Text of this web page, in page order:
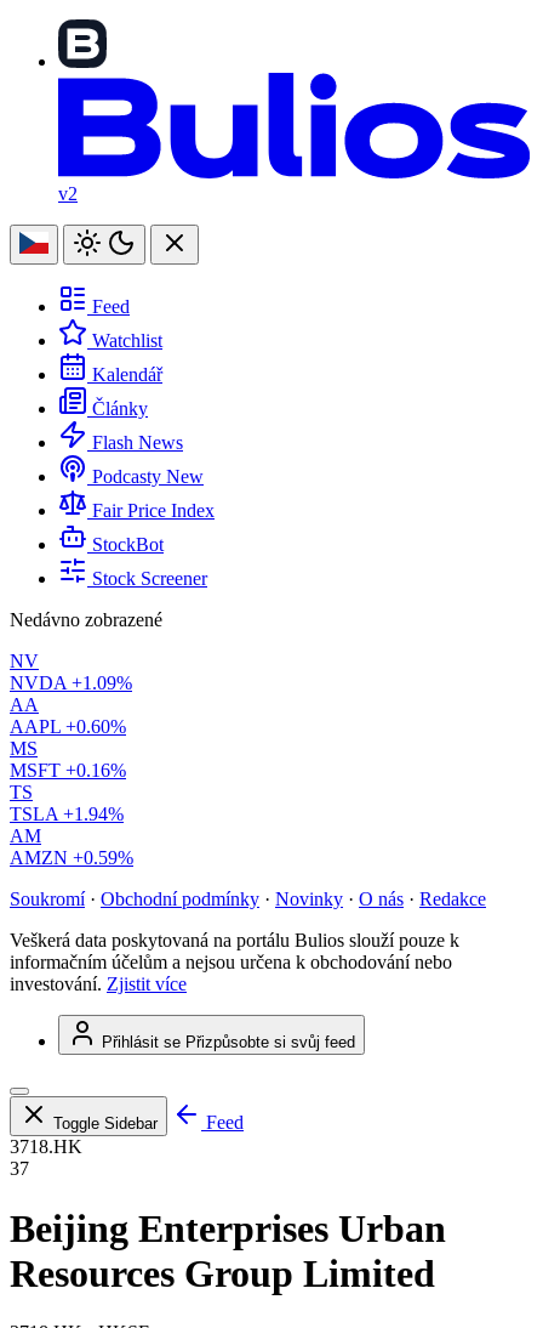
v2
Feed
Watchlist
Kalendář
Články
Flash News
Podcasty New
Fair Price Index
StockBot
Stock Screener
Nedávno zobrazené
NV
NVDA +1.09%
AA
AAPL +0.60%
MS
MSFT +0.16%
TS
TSLA +1.94%
AM
AMZN +0.59%
Soukromí · Obchodní podmínky · Novinky · O nás · Redakce
Veškerá data poskytovaná na portálu Bulios slouží pouze k
informačním účelům a nejsou určena k obchodování nebo
investování. Zjistit více
Přihlásit se Přizpůsobte si svůj feed
Toggle Sidebar
Feed
3718.HK
37
Beijing Enterprises Urban
Resources Group Limited